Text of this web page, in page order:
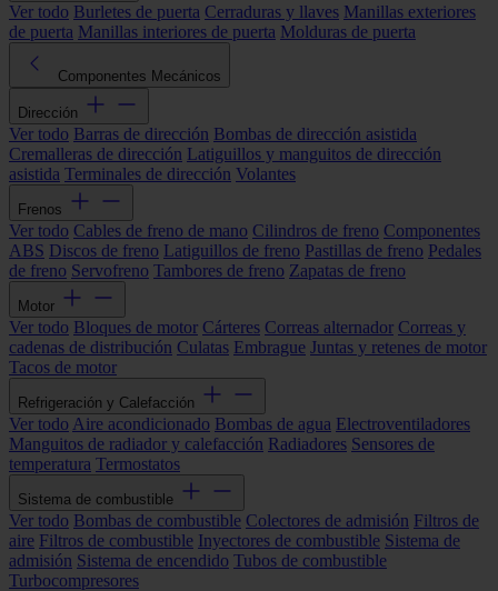
Ver todo Burletes de puerta Cerraduras y llaves Manillas exteriores
de puerta Manillas interiores de puerta Molduras de puerta
Componentes Mecánicos
Dirección
Ver todo Barras de dirección Bombas de dirección asistida
Cremalleras de dirección Latiguillos y manguitos de dirección
asistida Terminales de dirección Volantes
Frenos
Ver todo Cables de freno de mano Cilindros de freno Componentes
ABS Discos de freno Latiguillos de freno Pastillas de freno Pedales
de freno Servofreno Tambores de freno Zapatas de freno
Motor
Ver todo Bloques de motor Cárteres Correas alternador Correas y
cadenas de distribución Culatas Embrague Juntas y retenes de motor
Tacos de motor
Refrigeración y Calefacción
Ver todo Aire acondicionado Bombas de agua Electroventiladores
Manguitos de radiador y calefacción Radiadores Sensores de
temperatura Termostatos
Sistema de combustible
Ver todo Bombas de combustible Colectores de admisión Filtros de
aire Filtros de combustible Inyectores de combustible Sistema de
admisión Sistema de encendido Tubos de combustible
Turbocompresores